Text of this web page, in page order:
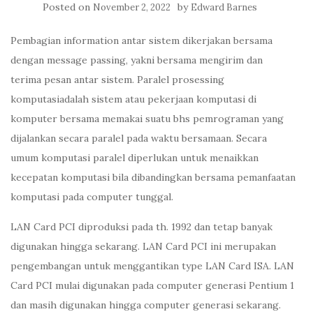
Posted on November 2, 2022 by Edward Barnes
Pembagian information antar sistem dikerjakan bersama
dengan message passing, yakni bersama mengirim dan
terima pesan antar sistem. Paralel prosessing
komputasiadalah sistem atau pekerjaan komputasi di
komputer bersama memakai suatu bhs pemrograman yang
dijalankan secara paralel pada waktu bersamaan. Secara
umum komputasi paralel diperlukan untuk menaikkan
kecepatan komputasi bila dibandingkan bersama pemanfaatan
komputasi pada computer tunggal.
LAN Card PCI diproduksi pada th. 1992 dan tetap banyak
digunakan hingga sekarang. LAN Card PCI ini merupakan
pengembangan untuk menggantikan type LAN Card ISA. LAN
Card PCI mulai digunakan pada computer generasi Pentium 1
dan masih digunakan hingga computer generasi sekarang.